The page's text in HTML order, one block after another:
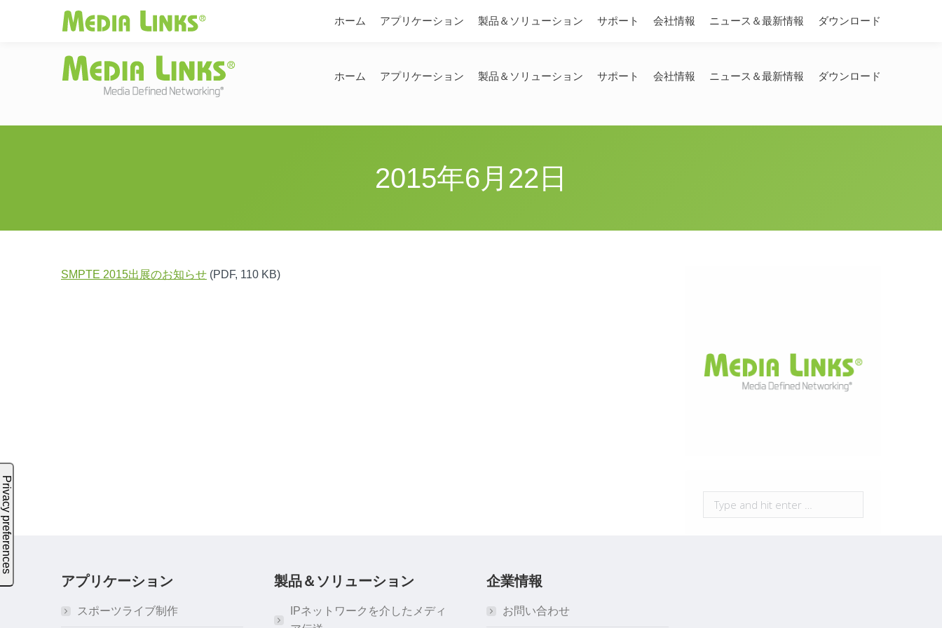
Media LinksJAPAN | Change
ホーム アプリケーション 製品＆ソリューション サポート 会社情報 ニュース＆最新情報 ダウンロード
2015年6月22日
SMPTE 2015出展のお知らせ (PDF, 110 KB)
Search:
アプリケーション
スポーツライブ制作
製品＆ソリューション
IPネットワークを介したメディ
企業情報
お問い合わせ
ホーム アプリケーション 製品＆ソリューション サポート 会社情報 ニュース＆最新情報 ダウンロード